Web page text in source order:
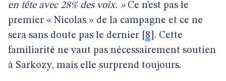
en tête avec 28% des voix. »Ce n’est pas le
premier « Nicolas » de la campagne et ce ne
sera sans doute pas le dernier 8 . Cette
familiarité ne vaut pas nécessairement soutien
à Sarkozy, mais elle surprend toujours.